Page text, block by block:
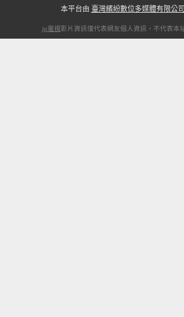
本平台由 臺灣繽紛數位多媒體有限公
ip電視影片資訊僅代表網友個人資訊，不代表本